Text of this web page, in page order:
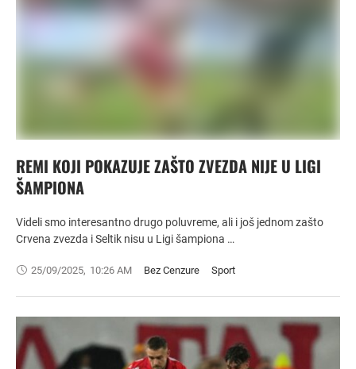
REMI KOJI POKAZUJE ZAŠTO ZVEZDA NIJE U LIGI
ŠAMPIONA
Videli smo interesantno drugo poluvreme, ali i još jednom zašto
Crvena zvezda i Seltik nisu u Ligi šampiona …
25/09/2025, 10:26 AM Bez Cenzure Sport